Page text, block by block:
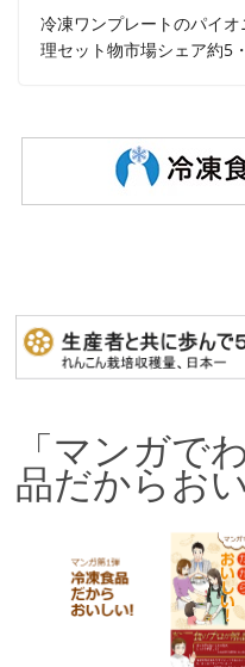
冷凍ワンプレートのパイ
理セット物市場シェア約5
「マンガ
品だからお